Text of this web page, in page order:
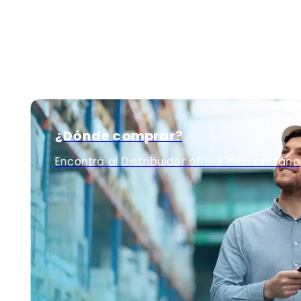
¿Dónde comprar?
Encontrá al Distribuidor oficial más cercano